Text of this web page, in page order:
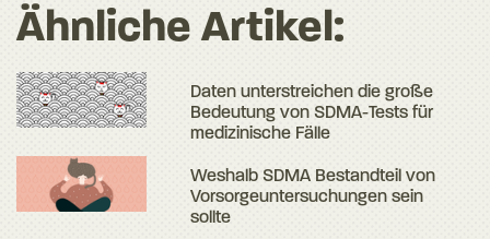
Ähnliche Artikel:
Daten unterstreichen die große
Bedeutung von SDMA-Tests für
medizinische Fälle
Weshalb SDMA Bestandteil von
Vorsorgeuntersuchungen sein
sollte